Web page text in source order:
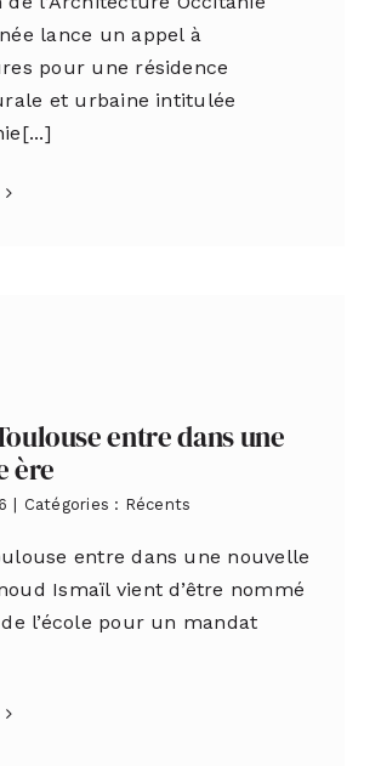
lance un appel à
pour une résidence
et urbaine intitulée
entre dans une
ère
Catégories : Récents
entre dans une nouvelle
Ismaïl vient d’être nommé
l’école pour un mandat